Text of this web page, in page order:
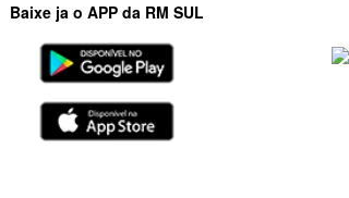
Baixe ja o APP da RM SUL